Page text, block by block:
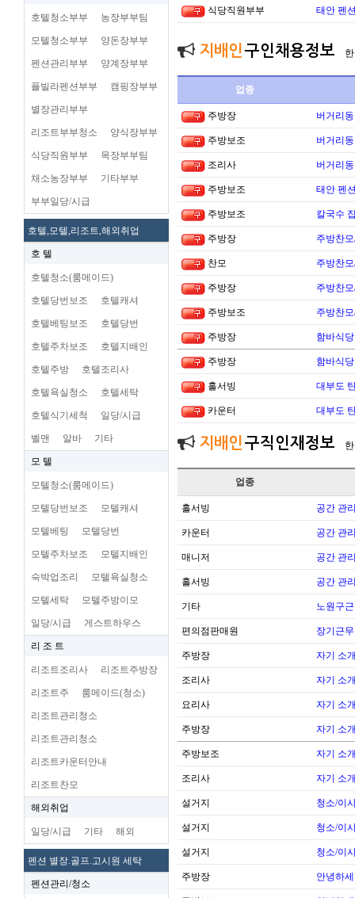
호텔청소부부 농장부부팀
모텔청소부부 양돈장부부
펜션관리부부 양계장부부
플빌라펜션부부 캠핑장부부
별장관리부부
리조트부부청소 양식장부부
식당직원부부 목장부부팀
채소농장부부 기타부부
부부일당/시급
호텔,모텔,리조트,해외취업
호 텔
호텔청소(룸메이드)
호텔당번보조 호텔캐셔
호텔베팅보조 호텔당번
호텔주차보조 호텔지배인
호텔주방 호텔조리사
호텔욕실청소 호텔세탁
호텔식기세척 일당/시급
벨맨 알바 기타
모 텔
모텔청소(룸메이드)
모텔당번보조 모텔캐셔
모텔베팅 모텔당번
모텔주차보조 모텔지배인
숙박업조리 모텔욕실청소
모텔세탁 모텔주방이모
일당/시급 게스트하우스
리 조 트
리조트조리사 리조트주방장
리조트주 룸메이드(청소)
리조트관리청소
리조트관리청소
리조트카운터안내
리조트찬모
해외취업
일당/시급 기타 해외
펜션 별장.골프.고시원 세탁
펜션관리/청소
식당직원부부 태안 펜
지배인 구인채용정보
업종
주방장 버거리
주방보조 버거리
조리사 버거리
주방보조 태안 펜
주방보조 칼국수
주방장 주방찬
찬모 주방찬
주방장 주방찬
주방보조 주방찬
주방장 함바식
주방장 함바식
홀서빙 대부도
카운터 대부도
지배인 구직인재정보
업종
홀서빙 공간 관
카운터 공간 관
매니저 공간 관
홀서빙 공간 관
기타 노원구
편의점판매원 장기근
주방장 자기 소
조리사 자기 소
요리사 자기 소
주방장 자기 소
주방보조 자기 소
조리사 자기 소
설거지 청소/이
설거지 청소/이
설거지 청소/이
주방장 안녕하